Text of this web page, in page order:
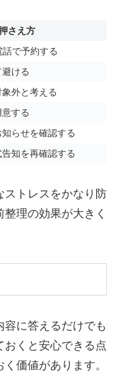
さえ方
で予約する
ける
外と考える
する
らせを確認する
知を再確認する
ストレスをかなり防
理の効果が大きく
に答えるだけでも
おくと安心できる点
価値があります。